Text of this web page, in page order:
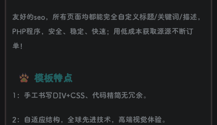
友好的seo，所有页面均都能完全自定义标题/关键词/描述，
PHP程序，安全、稳定、快速；用低成本获取源源不断订
单！
模板特点
1：手工书写DIV+CSS、代码精简无冗余。
2：自适应结构，全球先进技术，高端视觉体验。